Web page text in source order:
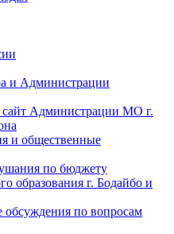
и Администрации
Администрации МО г.
и общественные
по бюджету
образования г. Бодайбо и
по вопросам